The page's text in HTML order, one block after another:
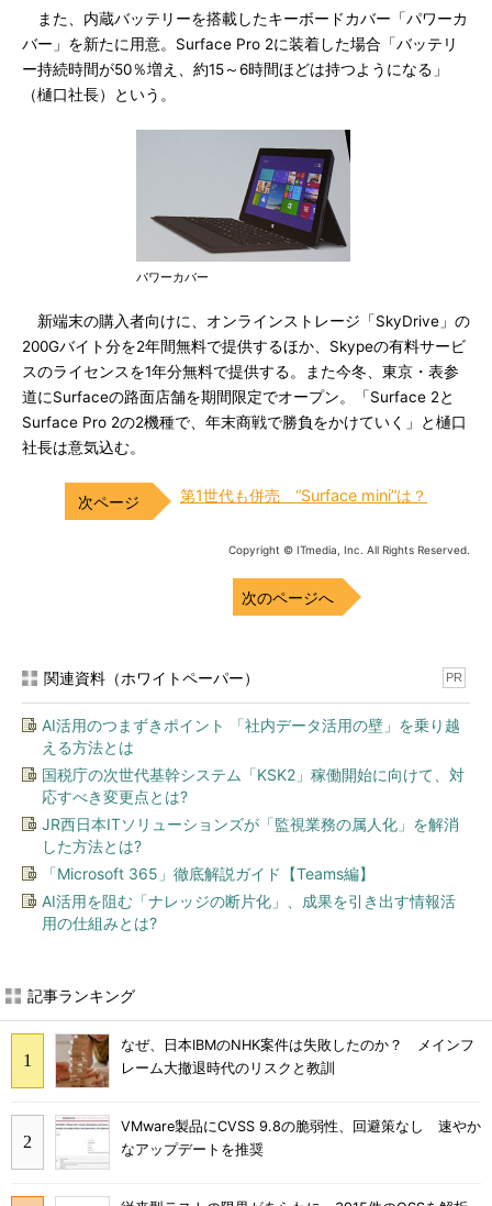
また、内蔵バッテリーを搭載したキーボードカバー「パワーカ
バー」を新たに用意。Surface Pro 2に装着した場合「バッテリ
ー持続時間が50％増え、約15～6時間ほどは持つようになる」
（樋口社長）という。
パワーカバー
新端末の購入者向けに、オンラインストレージ「SkyDrive」の
200Gバイト分を2年間無料で提供するほか、Skypeの有料サービ
スのライセンスを1年分無料で提供する。また今冬、東京・表参
道にSurfaceの路面店舗を期間限定でオープン。「Surface 2と
Surface Pro 2の2機種で、年末商戦で勝負をかけていく」と樋口
社長は意気込む。
第1世代も併売 “Surface mini”は？
Copyright © ITmedia, Inc. All Rights Reserved.
次のページへ
関連資料（ホワイトペーパー） PR
AI活用のつまずきポイント 「社内データ活用の壁」を乗り越
える方法とは
国税庁の次世代基幹システム「KSK2」稼働開始に向けて、対
応すべき変更点とは?
JR西日本ITソリューションズが「監視業務の属人化」を解消
した方法とは?
「Microsoft 365」徹底解説ガイド【Teams編】
AI活用を阻む「ナレッジの断片化」、成果を引き出す情報活
用の仕組みとは?
記事ランキング
なぜ、日本IBMのNHK案件は失敗したのか？ メインフ
レーム大撤退時代のリスクと教訓
VMware製品にCVSS 9.8の脆弱性、回避策なし 速やか
なアップデートを推奨